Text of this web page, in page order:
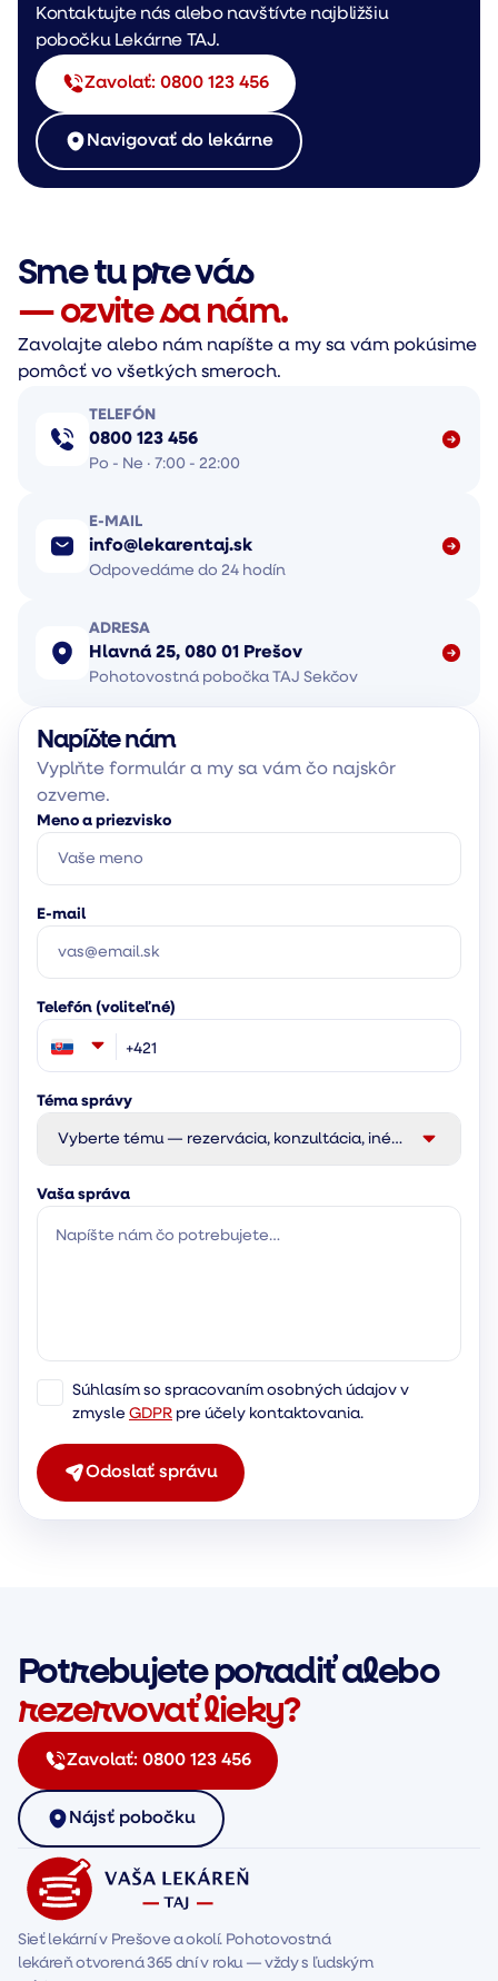
Kontaktujte nás alebo navštívte najbližšiu
pobočku Lekárne TAJ.
Zavolať: 0800 123 456
Navigovať do lekárne
Sme tu pre vás
— ozvite sa nám.
Zavolajte alebo nám napíšte a my sa vám pokúsime
pomôcť vo všetkých smeroch.
TELEFÓN
0800 123 456
Po - Ne · 7:00 - 22:00
E-MAIL
info@lekarentaj.sk
Odpovedáme do 24 hodín
ADRESA
Hlavná 25, 080 01 Prešov
Pohotovostná pobočka TAJ Sekčov
Napíšte nám
Vyplňte formulár a my sa vám čo najskôr
ozveme.
Meno a priezvisko
E-mail
Telefón (voliteľné)
Téma správy
Vyberte tému — rezervácia, konzultácia, iné…
Vaša správa
Súhlasím so spracovaním osobných údajov v
zmysle GDPR pre účely kontaktovania.
Odoslať správu
Potrebujete poradiť alebo
rezervovať lieky?
Zavolať: 0800 123 456
Nájsť pobočku
Sieť lekární v Prešove a okolí. Pohotovostná
lekáreň otvorená 365 dní v roku — vždy s ľudským